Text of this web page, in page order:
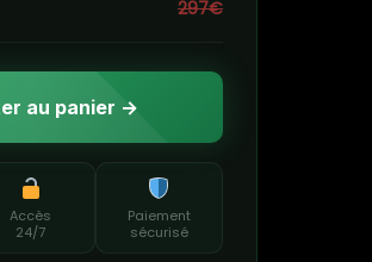
297€
au panier →
Accès
24/7
Paiement
sécurisé